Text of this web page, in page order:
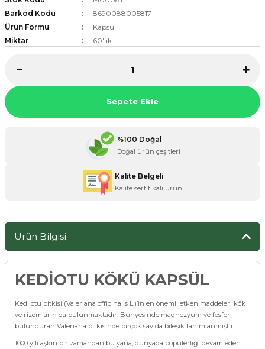
Barkod Kodu
8690088005817
Ürün Formu
Kapsül
Miktar
60'lık
Sepete Ekle
%100 Doğal
Doğal ürün çeşitleri
Kalite Belgeli
Kalite sertifikalı ürün
Ürün Bilgisi
KEDİOTU KÖKÜ KAPSÜL
Kedi otu bitkisi (Valeriana officinalis L.)’in en önemli etken maddeleri kök
ve rizomların da bulunmaktadır. Bünyesinde magnezyum ve fosfor
bulunduran Valeriana bitkisinde birçok sayıda bileşik tanımlanmıştır.
1000 yılı aşkın bir zamandan bu yana, dünyada popülerliği devam eden